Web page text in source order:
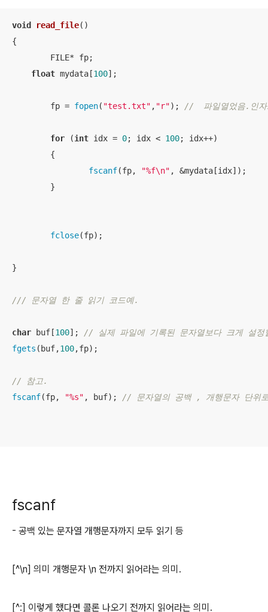
void read_file()
{
float mydata[100];
	fp =
fopen( "test.txt" , "r"); //  파일열었음.인
for (int idx = 0; idx < 100; idx++)
fscanf(fp, "%f\n" , &mydata[idx]);
fclose(fp);
}
/// 문자열 한 줄 읽기 코드예.
char buf[100];
// 실제 파일에 기록된 문자열보다 크게 설
fgets (buf,100,fp);
// 참고.
fscanf(fp, "%s" , buf); // 문자열의 공백 , 개행문자 단위
fscanf
- 공백 있는 문자열 개행문자까지 모두 읽기 등
[^\n] 의미 개행문자 \n 전까지 읽어라는 의미.
[^:] 이렇게 했다면 콜론 나오기 전까지 읽어라는 의미.